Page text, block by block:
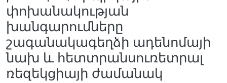
փոխանակության
խանգարումները
շագանակագեղձի ադենոմայի
նախ և հետտրանսուռետրալ
ռեզեկցիայի ժամանակ